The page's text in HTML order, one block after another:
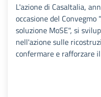
L'azione di CasaItalia,
occasione del Convegmo
soluzione MoSE", si
nell'azione sulle
confermare e rafforzare